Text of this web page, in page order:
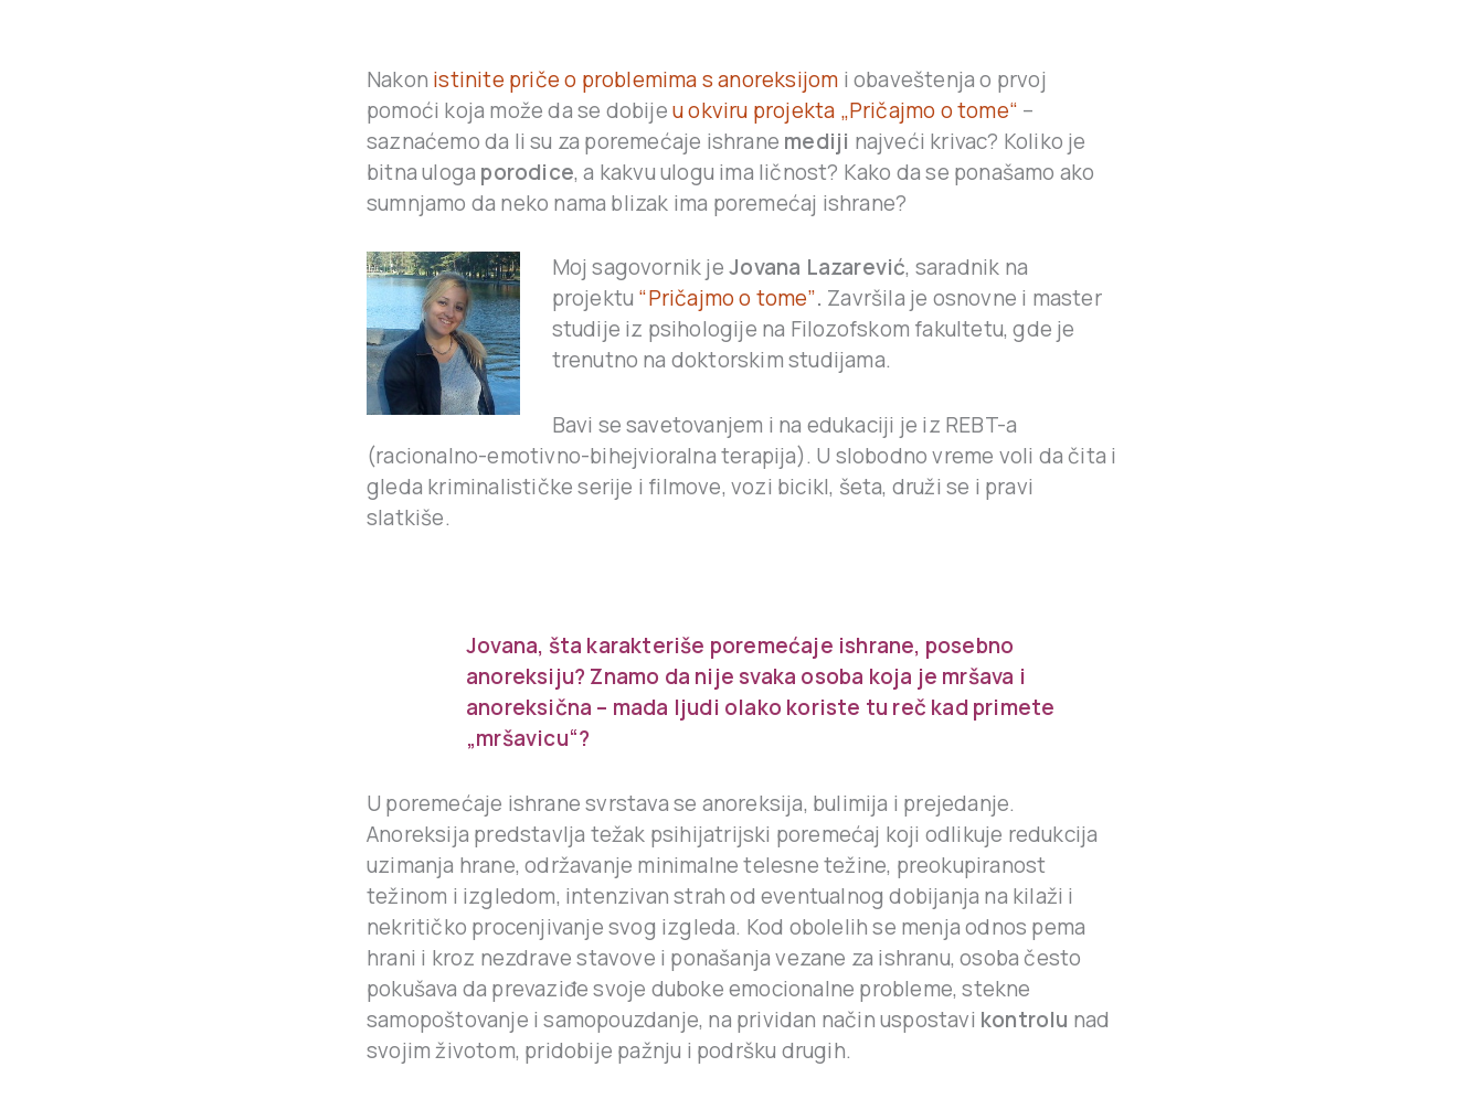
Nakon istinite priče o problemima s anoreksijom i obaveštenja o prvoj
pomoći koja može da se dobijeu okviru projekta „Pričajmo o tome“ –
saznaćemo da li su za poremećaje ishrane mediji najveći krivac? Koliko je
bitna uloga porodice, a kakvu ulogu ima ličnost? Kako da se ponašamo ako
sumnjamo da neko nama blizak ima poremećaj ishrane?
Moj sagovornik jeJovana Lazarević, saradnik na
projektu “Pričajmo o tome”. Završila je osnovne i master
studije iz psihologije na Filozofskom fakultetu, gde je
trenutno na doktorskim studijama.
Bavi se savetovanjem i na edukaciji je iz REBT-a
(racionalno-emotivno-bihejvioralna terapija). U slobodno vreme voli da čita i
gleda kriminalističke serije i filmove, vozi bicikl, šeta, druži se i pravi
slatkiše.
Jovana, šta karakteriše poremećaje ishrane, posebno
anoreksiju? Znamo da nije svaka osoba koja je mršava i
anoreksična – mada ljudi olako koriste tu reč kad primete
„mršavicu“?
U poremećaje ishrane svrstava se anoreksija, bulimija i prejedanje.
Anoreksija predstavlja težak psihijatrijski poremećaj koji odlikuje redukcija
uzimanja hrane, održavanje minimalne telesne težine, preokupiranost
težinom i izgledom, intenzivan strah od eventualnog dobijanja na kilaži i
nekritičko procenjivanje svog izgleda. Kod obolelih se menja odnos pema
hrani i kroz nezdrave stavove i ponašanja vezane za ishranu, osoba često
pokušava da prevaziđe svoje duboke emocionalne probleme, stekne
samopoštovanje i samopouzdanje, na prividan način uspostavi kontrolu nad
svojim životom, pridobije pažnju i podršku drugih.